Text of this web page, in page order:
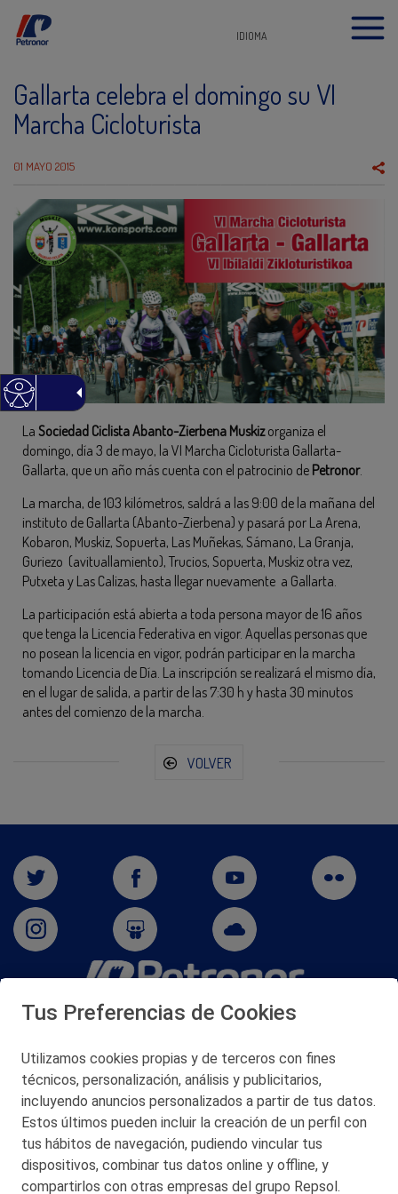
IDIOMA
Gallarta celebra el domingo su VI
Marcha Cicloturista
01 MAYO 2015
La Sociedad Ciclista Abanto-Zierbena Muskizorganiza el
domingo, día 3 de mayo, la VI Marcha Cicloturista Gallarta-
Gallarta, que un año más cuenta con el patrocinio de Petronor.
La marcha, de 103 kilómetros, saldrá a las 9:00 de la mañana del
instituto de Gallarta (Abanto-Zierbena) y pasará por La Arena,
Kobaron, Muskiz, Sopuerta, Las Muñekas, Sámano, La Granja,
Guriezo (avituallamiento), Trucios, Sopuerta, Muskiz otra vez,
Putxeta y Las Calizas, hasta llegar nuevamente a Gallarta.
La participación está abierta a toda persona mayor de 16 años
que tenga la Licencia Federativa en vigor. Aquellas personas que
no posean la licencia en vigor, podrán participar en la marcha
tomando Licencia de Día. La inscripción se realizará el mismo día,
en el lugar de salida, a partir de las 7:30 h y hasta 30 minutos
antes del comienzo de la marcha.
VOLVER
San Martín 5-Edificio Muñatones,
© 2026 Petronor S.A.
CONTACTO
Tus Preferencias de Cookies
Utilizamos cookies propias y de terceros con fines
técnicos, personalización, análisis y publicitarios,
incluyendo anuncios personalizados a partir de tus datos.
Estos últimos pueden incluir la creación de un perfil con
tus hábitos de navegación, pudiendo vincular tus
dispositivos, combinar tus datos online y offline, y
compartirlos con otras empresas del grupo Repsol.